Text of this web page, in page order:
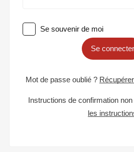
Se souvenir de moi
Se connecter
Mot de passe oublié ?
Instructions de confirmation
les